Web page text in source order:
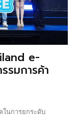
e-
มการค้า
นการยกระดับ